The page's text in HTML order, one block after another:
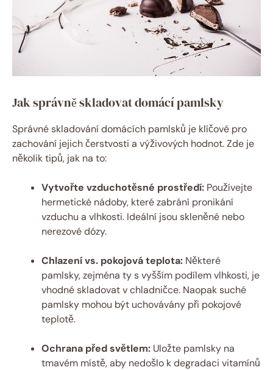
Jak správně skladovat domácí pamlsky
Správné skladování domácích pamlsků je klíčové pro
zachování jejich čerstvosti a výživových hodnot. Zde je
několik tipů, jak na to:
Vytvořte vzduchotěsné prostředí: Používejte
hermetické nádoby, které zabrání pronikání
vzduchu a vlhkosti. Ideální jsou skleněné nebo
nerezové dózy.
Chlazení vs. pokojová teplota: Některé
pamlsky, zejména ty s vyšším podílem vlhkosti, je
vhodné skladovat v chladničce. Naopak suché
pamlsky mohou být uchovávány při pokojové
teplotě.
Ochrana před světlem: Uložte pamlsky na
tmavém místě, aby nedošlo k degradaci vitamínů